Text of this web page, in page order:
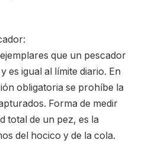
que un pescador
es igual al límite diario. En
obligatoria se prohíbe la
Forma de medir
total de un pez, es la
del hocico y de la cola.